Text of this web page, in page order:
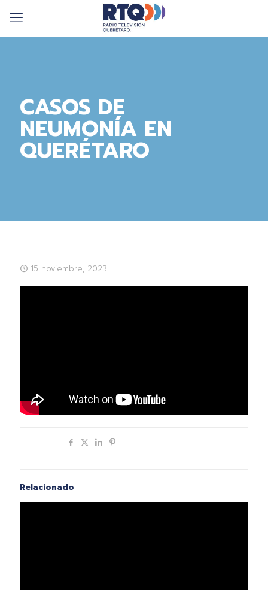
CASOS DE
NEUMONÍA EN
QUERÉTARO
15 noviembre, 2023
Relacionado